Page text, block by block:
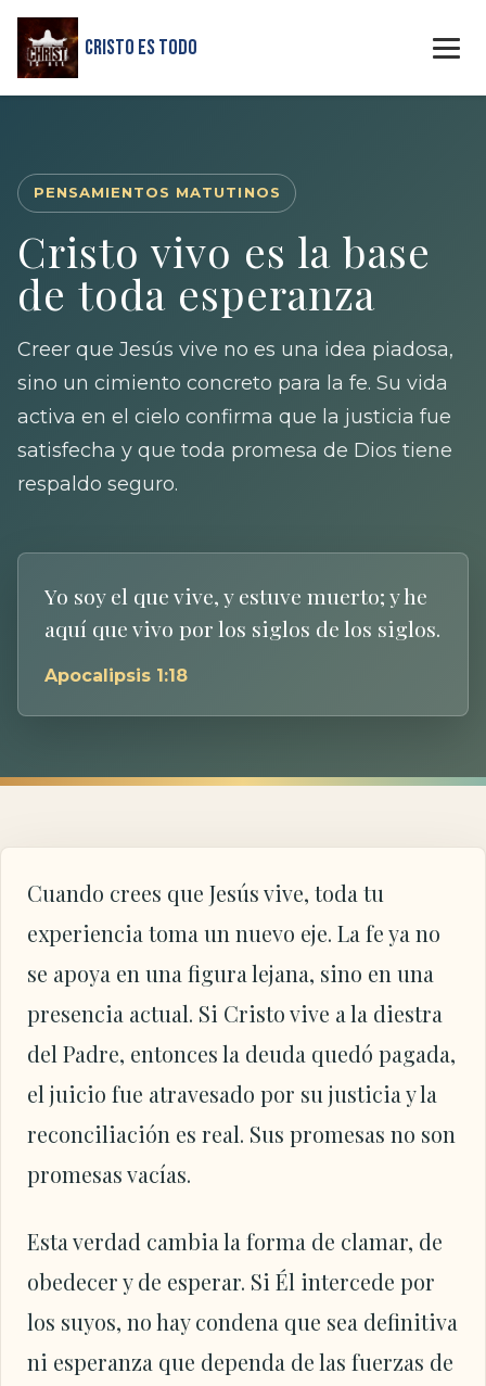
Cristo Es Todo
PENSAMIENTOS MATUTINOS
Cristo vivo es la base
de toda esperanza
Creer que Jesús vive no es una idea piadosa,
sino un cimiento concreto para la fe. Su vida
activa en el cielo confirma que la justicia fue
satisfecha y que toda promesa de Dios tiene
respaldo seguro.
Yo soy el que vive, y estuve muerto; y he
aquí que vivo por los siglos de los siglos.
Apocalipsis 1:18
Cuando crees que Jesús vive, toda tu
experiencia toma un nuevo eje. La fe ya no
se apoya en una figura lejana, sino en una
presencia actual. Si Cristo vive a la diestra
del Padre, entonces la deuda quedó pagada,
el juicio fue atravesado por su justicia y la
reconciliación es real. Sus promesas no son
promesas vacías.
Esta verdad cambia la forma de clamar, de
obedecer y de esperar. Si Él intercede por
los suyos, no hay condena que sea definitiva
ni esperanza que dependa de las fuerzas de